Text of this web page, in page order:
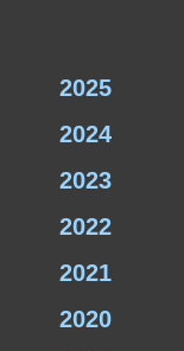
2025
2024
2023
2022
2021
2020